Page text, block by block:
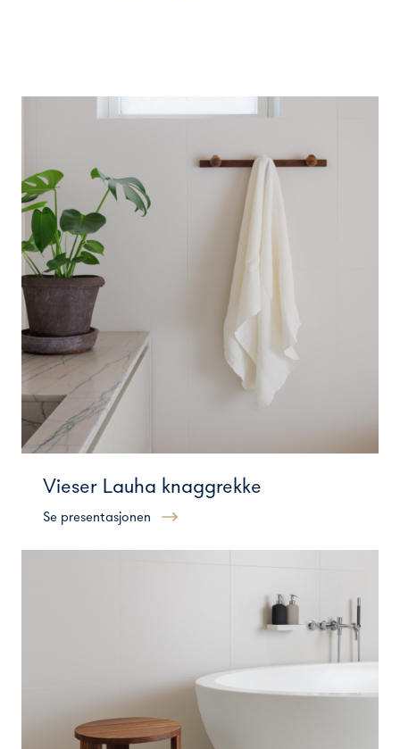
Vieser Lauha knaggrekke
Se presentasjonen